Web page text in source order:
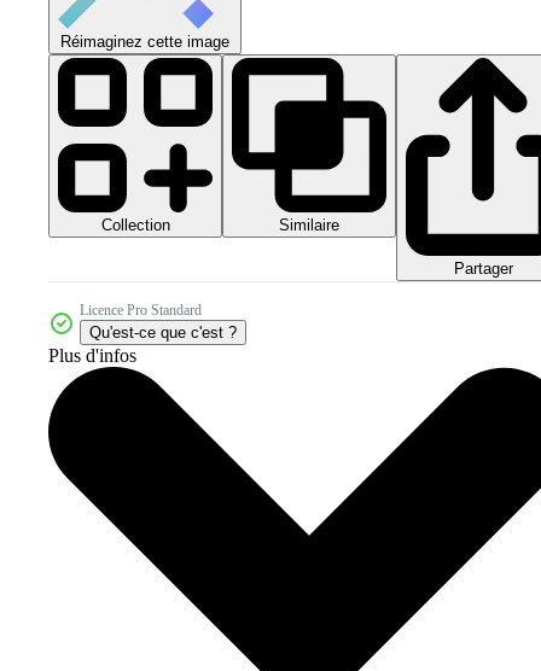
Réimaginez cette image
Collection Similaire
Partager
Licence Pro Standard
Qu'est-ce que c'est ?
Plus d'infos